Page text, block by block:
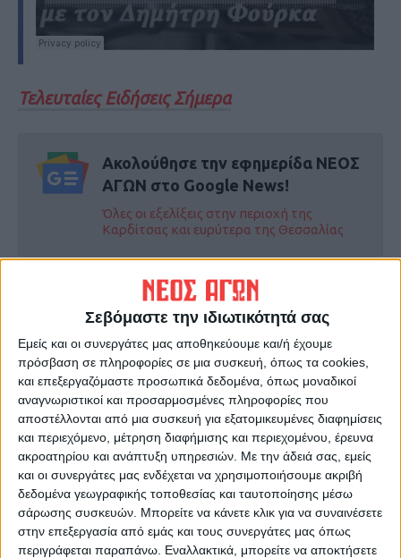
Σεβόμαστε την ιδιωτικότητά σας
Εμείς και οι συνεργάτες μας αποθηκεύουμε και/ή έχουμε
πρόσβαση σε πληροφορίες σε μια συσκευή, όπως τα cookies,
και επεξεργαζόμαστε προσωπικά δεδομένα, όπως μοναδικοί
αναγνωριστικοί και προσαρμοσμένες πληροφορίες που
αποστέλλονται από μια συσκευή για εξατομικευμένες διαφημίσεις
και περιεχόμενο, μέτρηση διαφήμισης και περιεχομένου, έρευνα
ακροατηρίου και ανάπτυξη υπηρεσιών. Με την άδειά σας, εμείς
και οι συνεργάτες μας ενδέχεται να χρησιμοποιήσουμε ακριβή
δεδομένα γεωγραφικής τοποθεσίας και ταυτοποίησης μέσω
σάρωσης συσκευών. Μπορείτε να κάνετε κλικ για να συναινέσετε
στην επεξεργασία από εμάς και τους συνεργάτες μας όπως
περιγράφεται παραπάνω. Εναλλακτικά, μπορείτε να αποκτήσετε
Τελευταίες Ειδήσεις Σήμερα
Ακολούθησε την εφημερίδα ΝΕΟΣ
ΑΓΩΝ στο Google News!
Όλες οι εξελίξεις στην περιοχή της
Καρδίτσας και ευρύτερα της Θεσσαλίας
ΠΡΟΗΓΟΥΜΕΝΟ ΑΡΘΡΟ
Πρωινό μαγκαζίνο 21/8/2023 Σε πρώτο ενικό 21/8/2023
ΝΕΟΣ ΑΓΩΝ
https://neosagon.gr
Η Αρχαιότερη Καθημερινή Πρωινή Εφημερίδα της Καρδίτσας